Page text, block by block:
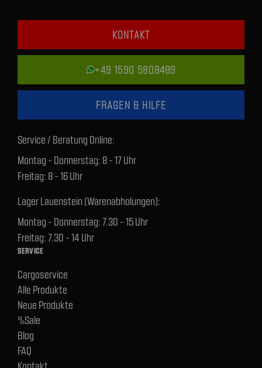
KONTAKT
+49 1590 5808489
FRAGEN & HILFE
Service / Beratung Online:
Montag - Donnerstag: 8 - 17 Uhr
Freitag: 8 - 16 Uhr
Lager Lauenstein (Warenabholungen):
Montag - Donnerstag: 7.30 - 15 Uhr
Freitag: 7.30 - 14 Uhr
SERVICE
Cargoservice
Alle Produkte
Neue Produkte
%Sale
Blog
FAQ
Kontakt